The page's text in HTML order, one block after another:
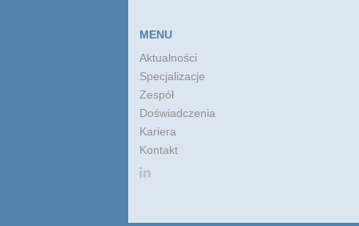
MENU
Aktualności
Specjalizacje
Zespół
Doświadczenia
Kariera
Kontakt